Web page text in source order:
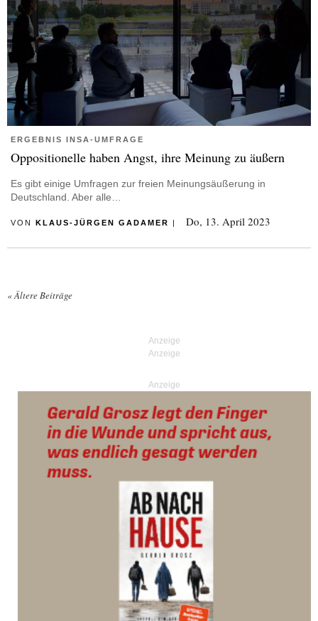
ERGEBNIS INSA-UMFRAGE
Oppositionelle haben Angst, ihre Meinung zu äußern
Es gibt einige Umfragen zur freien Meinungsäußerung in
Deutschland. Aber alle…
VON KLAUS-JÜRGEN GADAMER | Do, 13. April 2023
«Ältere Beiträge
Anzeige